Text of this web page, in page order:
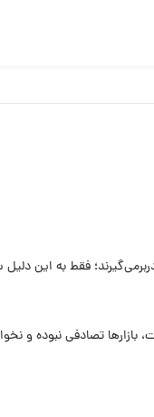
فقط به این دلیل
تصادفی نبوده و